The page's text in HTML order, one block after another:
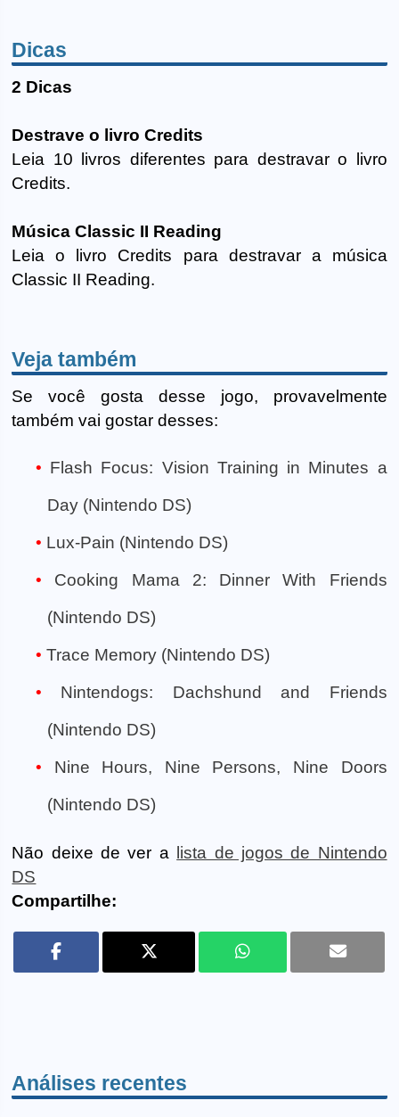
Dicas
2 Dicas
Destrave o livro Credits
Leia 10 livros diferentes para destravar o livro
Credits.
Música Classic II Reading
Leia o livro Credits para destravar a música
Classic II Reading.
Veja também
Se você gosta desse jogo, provavelmente
também vai gostar desses:
Flash Focus: Vision Training in Minutes a
Day (Nintendo DS)
Lux-Pain (Nintendo DS)
Cooking Mama 2: Dinner With Friends
(Nintendo DS)
Trace Memory (Nintendo DS)
Nintendogs: Dachshund and Friends
(Nintendo DS)
Nine Hours, Nine Persons, Nine Doors
(Nintendo DS)
Não deixe de ver a
lista de jogos de Nintendo
DS
Compartilhe:
Análises recentes